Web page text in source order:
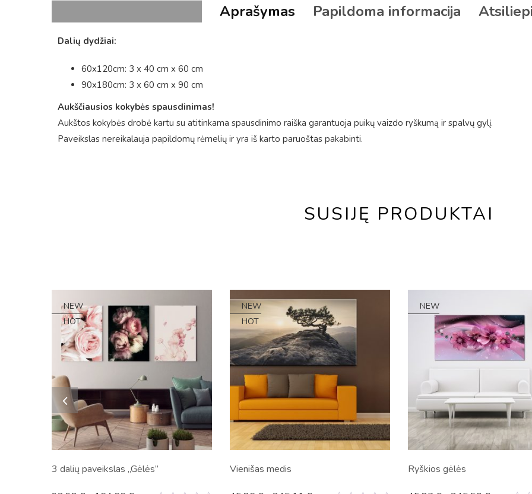
Aprašymas Papildoma informacija
Dalių dydžiai:
60x120cm: 3 x 40 cm x 60 cm
90x180cm: 3 x 60 cm x 90 cm
Aukščiausios kokybės spausdinimas!
Aukštos kokybės drobė kartu su atitinkama spausdinimo raiška garantuoja puikų vaizdo ryškumą ir spalvų gylį.
Paveikslas nereikalauja papildomų rėmelių ir yra iš karto paruoštas pakabinti.
SUSIJĘ PRODUKTAI
NEW
HOT
3 dalių paveikslas „Gėlės”
NEW
HOT
Vienišas medis
NEW
Ryškios gėlės